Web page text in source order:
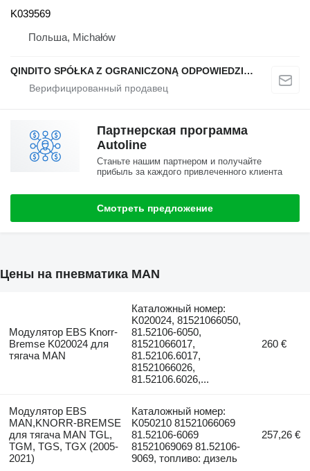
K039569
Польша, Michałów
QINDITO SPÓŁKA Z OGRANICZONĄ ODPOWIEDZIALNOŚCIĄ
Партнерская программа
Autoline
Станьте нашим партнером и получайте
прибыль за каждого привлеченного клиента
Смотреть предложение
Цены на пневматика MAN
Модулятор EBS Knorr-
Bremse K020024 для
тягача MAN
Каталожный номер:
K020024, 81521066050,
81.52106-6050,
81521066017,
81.52106.6017,
81521066026,
81.52106.6026,...
260 €
Модулятор EBS
MAN,KNORR-BREMSE
для тягача MAN TGL,
TGM, TGS, TGX (2005-
2021)
Каталожный номер:
K050210 81521066069
81.52106-6069
81521069069 81.52106-
9069, топливо: дизель
257,26 €